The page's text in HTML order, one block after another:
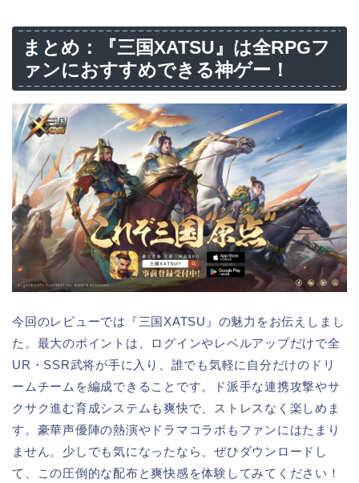
まとめ：『三国XATSU』は全RPGフ
ァンにおすすめできる神ゲー！
今回のレビューでは『三国XATSU』の魅力をお伝えしまし
た。最大のポイントは、ログインやレベルアップだけで全
UR・SSR武将が手に入り、誰でも気軽に自分だけのドリ
ームチームを編成できることです。ド派手な連携攻撃やサ
クサク進む育成システムも爽快で、ストレスなく楽しめま
す。豪華声優陣の熱演やドラマコラボもファンにはたまり
ません。少しでも気になったなら、ぜひダウンロードし
て、この圧倒的な配布と爽快感を体験してみてください！